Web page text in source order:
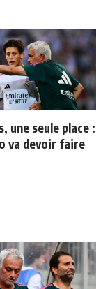
une seule place :
va devoir faire